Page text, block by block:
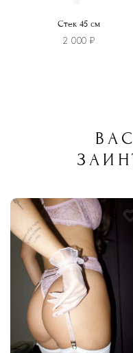
Стек 45 см
2 000₽